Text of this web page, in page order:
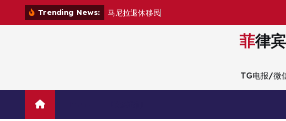
Trending News: 马 尼拉退休移民
菲律宾 SIRV SRRV 官方认
TG电报/微